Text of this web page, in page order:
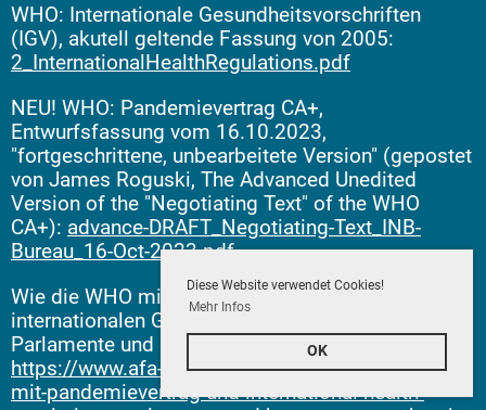
Diese Website verwendet Cookies!
Mehr Infos
OK
WHO: Internationale Gesundheitsvorschriften
(IGV), akutell geltende Fassung von 2005:
2_InternationalHealthRegulations.pdf
NEU! WHO: Pandemievertrag CA+,
Entwurfsfassung vom 16.10.2023,
"fortgeschrittene, unbearbeitete Version" (gepostet
von James Roguski, The Advanced Unedited
Version of the "Negotiating Text" of the WHO
CA+): advance-DRAFT_Negotiating-Text_INB-
Bureau_16-Oct-2023.pdf
Wie die WHO mit Pandemievertrag und
internationalen Gesundheitsvorschriften
Parlamente und Bürger entmachtet:
https://www.afa-zone.at/allgemein/wie-die-who-
mit-pandemievertrag-und-international-health-